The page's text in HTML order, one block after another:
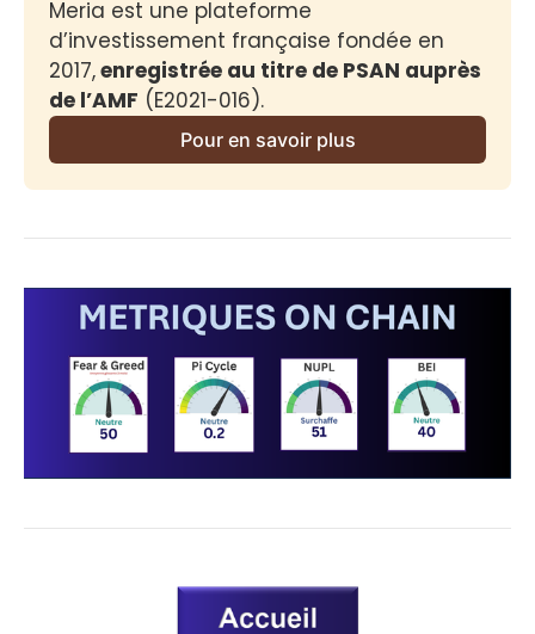
Meria est une plateforme
d’investissement française fondée en
2017, enregistrée au titre de PSAN auprès
de l’AMF (E2021-016).
Pour en savoir plus